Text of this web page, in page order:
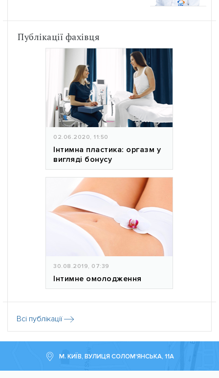
Публікації фахівця
02.06.2020, 11:50
Інтимна пластика: оргазм у
вигляді бонусу
30.08.2019, 07:39
Інтимне омолодження
Всі публікації
М. КИЇВ, ВУЛИЦЯ СОЛОМ'ЯНСЬКА, 11А